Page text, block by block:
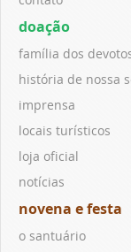
doação
família dos
história de nossa
imprensa
locais turísticos
loja oficial
notícias
novena e festa
o santuário